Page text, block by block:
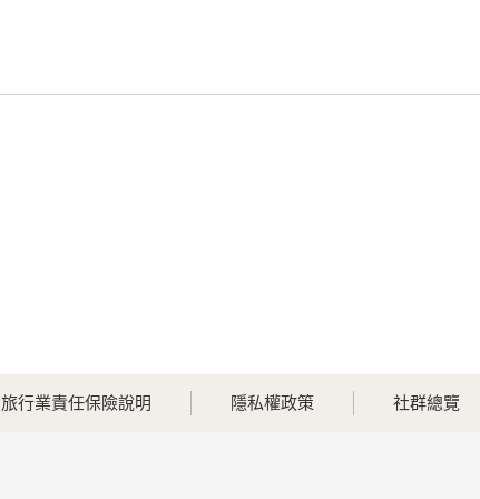
旅行業責任保險說明 隱私權政策 社群總覽